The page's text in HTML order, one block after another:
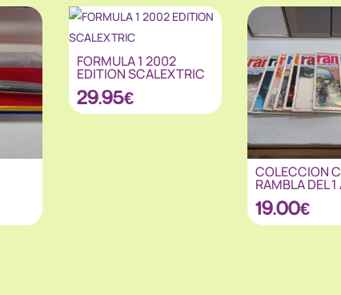
FORMULA 1 2002
EDITION SCALEXTRIC
29.95€
COLECCION
RAMBLA DEL 1
19.00€